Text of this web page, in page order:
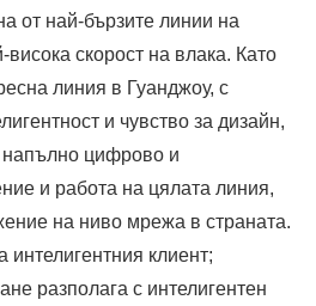
от най-бързите линии на
висока скорост на влака. Като
линия в Гуанджоу, с
и чувство за дизайн,
цифрово и
и работа на цялата линия,
на ниво мрежа в страната.
клиент;
разполага с интелигентен